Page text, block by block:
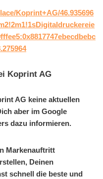
Koprint+AG/46.935696
Koprint AG
AG keine aktuellen
aber im Google
dazu informieren.
Markenauftritt
Deinen
schnell die beste und